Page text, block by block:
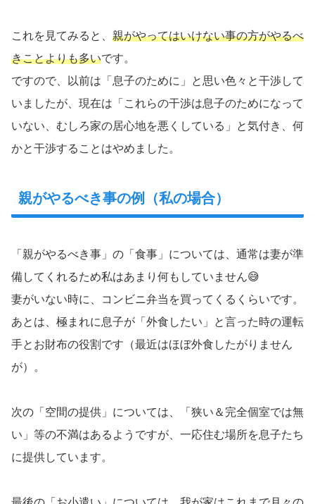
これを見てみると、 親がやってはいけない事の方がやるべ
きことよりも多いです。
ですので、以前は「息子のために」と思い色々と干渉して
いましたが、現在は「これらの干渉は息子のためになって
いない、むしろ家の居心地を悪くしている」と気付き、何
かと干渉することはやめました。
親がやるべき事の例（私の場合）
「親がやるべき事」の「食事」については、通常は妻が準
備してくれるため私はあまり何もしていません😅
妻がいない時に、コンビニ弁当を買ってくるくらいです。
あとは、極まれに息子が「外食したい」と言った時の運転
手とお財布の役割です（最近はほぼ外食したがりません
が）。
次の「空間の提供」については、「狭い＆完全個室では無
い」等の不満はあるようですが、一応住む場所を息子たち
に提供しています。